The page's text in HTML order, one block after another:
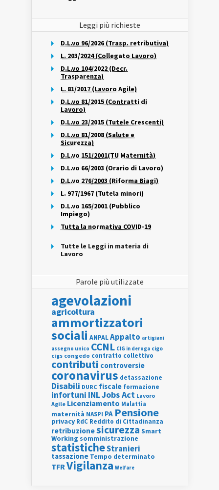
Leggi più richieste
D.L.vo 96/2026 (Trasp. retributiva)
L. 203/2024 (Collegato Lavoro)
D.L.vo 104/2022 (Decr.
Trasparenza)
L. 81/2017 (Lavoro Agile)
D.L.vo 81/2015 (Contratti di
Lavoro)
D.L.vo 23/2015 (Tutele Crescenti)
D.L.vo 81/2008 (Salute e
Sicurezza)
D.L.vo 151/2001(TU Maternità)
D.L.vo 66/2003 (Orario di Lavoro)
D.L.vo 276/2003 (Riforma Biagi)
L. 977/1967 (Tutela minori)
D.L.vo 165/2001 (Pubblico
Impiego)
Tutta la normativa COVID-19
Tutte le Leggi in materia di
Lavoro
Parole più utilizzate
agevolazioni
agricoltura
ammortizzatori
sociali ANPALAppalto artigiani
assegno unico CCNL CIG in deroga cigo
cigs congedo contratto collettivo
contributi controversie
coronavirus detassazione
Disabili DURC fiscale formazione
infortuni INLJobs Act Lavoro
Agile Licenziamento Malattia
maternità NASPI PA Pensione
privacy RdC Reddito di Cittadinanza
retribuzionesicurezza Smart
Working somministrazione
statisticheStranieri
tassazione Tempo determinato
TFRVigilanza Welfare